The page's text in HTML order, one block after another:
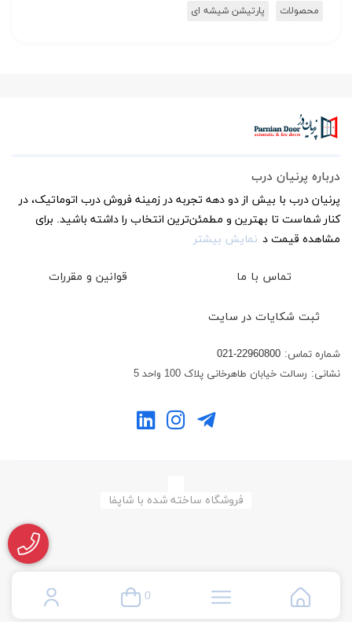
0
محصولات پارتیشن شیشه ای
درباره پرنیان درب
پرنیان درب با بیش از دو دهه تجربه در زمینه فروش درب اتوماتیک، در
کنار شماست تا بهترین و مطمئن‌ترین انتخاب را داشته باشید. برای
مشاهده قیمت د نمایش بیشتر
تماس با ما قوانین و مقررات
ثبت شکایات در سایت
شماره تماس: 021-22960800
نشانی: رسالت خیابان طاهرخانی پلاک 100 واحد 5
فروشگاه ساخته شده با شاپفا